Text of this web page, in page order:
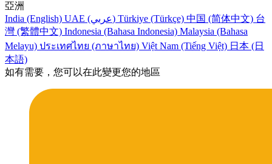
亞洲
India (English)
UAE (عربي) Türkiye (Türkçe) 中国 (简体中文) 台
灣 (繁體中文) Indonesia (Bahasa Indonesia) Malaysia (Bahasa
Melayu) ประเทศไทย (ภาษาไทย) Việt Nam (Tiếng Việt) 日本 (日
本語)
如有需要，您可以在此變更您的地區